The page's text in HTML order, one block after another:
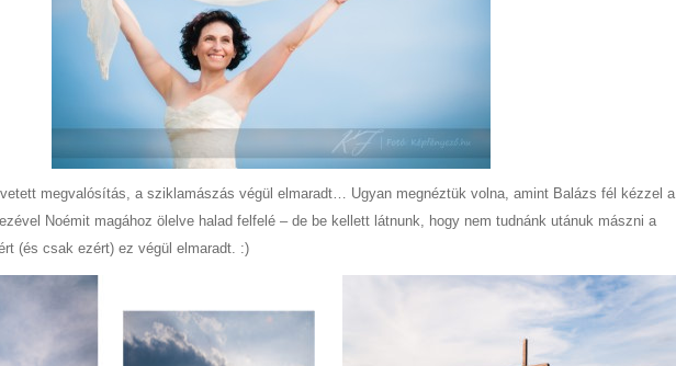
megvalósítás, a sziklamászás végül elmaradt… Ugyan megnéztük volna, amint Balázs fél kézzel a
Noémit magához ölelve halad felfelé – de be kellett látnunk, hogy nem tudnánk utánuk mászni a
(és csak ezért) ez végül elmaradt. :)